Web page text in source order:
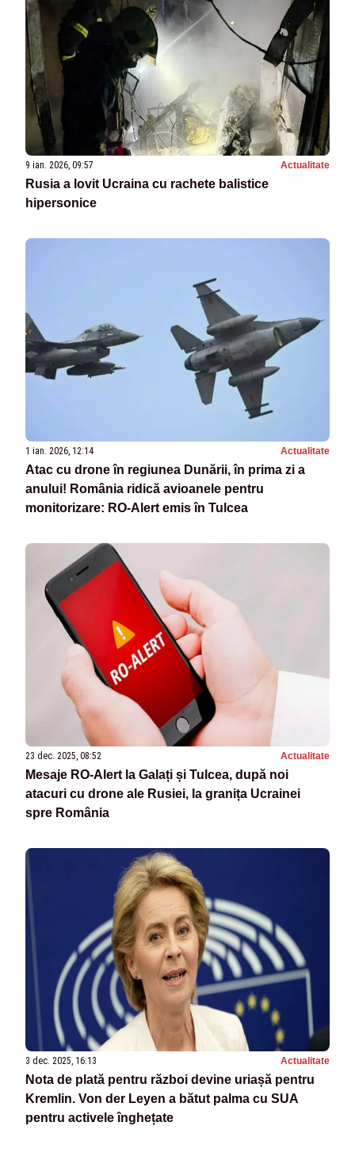
9 ian. 2026, 09:57 Actualitate
Rusia a lovit Ucraina cu rachete balistice
hipersonice
1 ian. 2026, 12:14 Actualitate
Atac cu drone în regiunea Dunării, în prima zi a
anului! România ridică avioanele pentru
monitorizare: RO-Alert emis în Tulcea
23 dec. 2025, 08:52 Actualitate
Mesaje RO-Alert la Galați și Tulcea, după noi
atacuri cu drone ale Rusiei, la granița Ucrainei
spre România
3 dec. 2025, 16:13 Actualitate
Nota de plată pentru război devine uriașă pentru
Kremlin. Von der Leyen a bătut palma cu SUA
pentru activele înghețate